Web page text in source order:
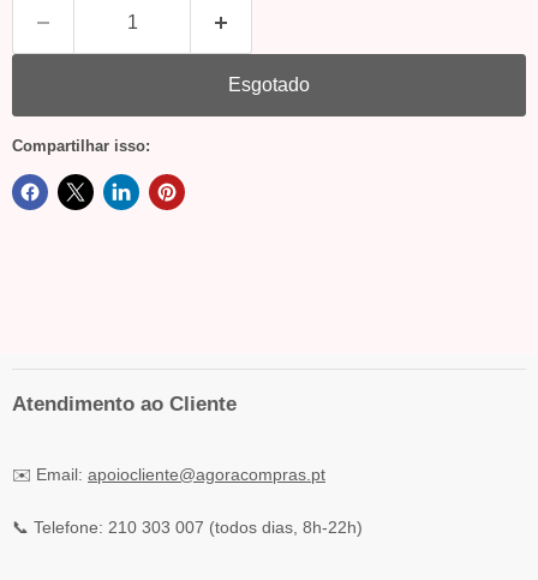
Esgotado
Compartilhar isso:
Atendimento ao Cliente
✉️ Email: apoiocliente@agoracompras.pt
📞 Telefone: 210 303 007 (todos dias, 8h-22h)